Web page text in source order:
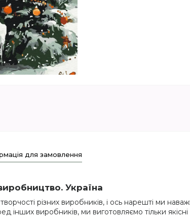
для замовлення
Україна
різних виробників, і ось нарешті ми
інших виробників, ми виготовляємо тільки